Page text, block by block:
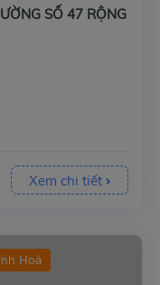
SỐ 47 RỘNG
Xem chi tiết
Hoà